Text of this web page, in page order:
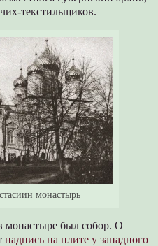
текстильщиков.
монастырь
был собор. О
надпись на плите у западного